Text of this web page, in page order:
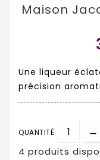
Maison
Une liqueur
précision
QUANTITÉ
4 produits